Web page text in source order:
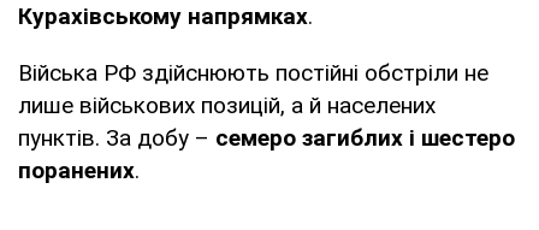
Курахівському напрямках.
Війська РФ здійснюють постійні обстріли не
лише військових позицій, а й населених
пунктів. За добу – семеро загиблих і шестеро
поранених.